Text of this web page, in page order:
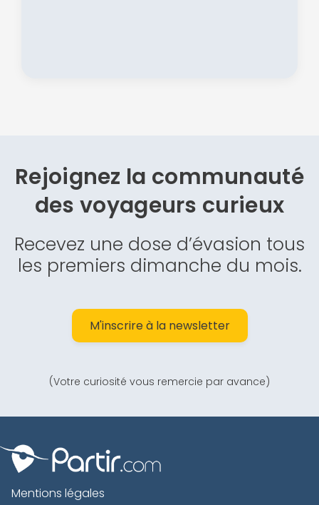
Rejoignez la communauté
desvoyageurs curieux
Recevez une dose d’évasion tous
les premiers dimanche du mois.
M'inscrire à la newsletter
(Votre curiosité vous remercie par avance)
Mentions légales